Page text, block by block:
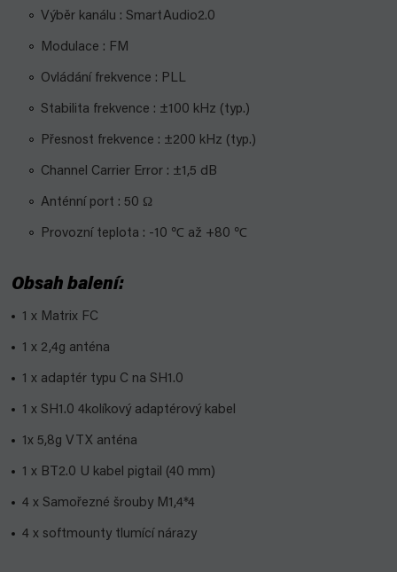
Výběr kanálu : SmartAudio2.0
Modulace : FM
Ovládání frekvence : PLL
Stabilita frekvence : ±100 kHz (typ.)
Přesnost frekvence : ±200 kHz (typ.)
Channel Carrier Error : ±1,5 dB
Anténní port : 50 Ω
Provozní teplota : -10 ℃ až +80 ℃
Obsah balení:
1 x Matrix FC
1 x 2,4g anténa
1 x adaptér typu C na SH1.0
1 x SH1.0 4kolíkový adaptérový kabel
1x 5,8g VTX anténa
1 x BT2.0 U kabel pigtail (40 mm)
4 x Samořezné šrouby M1,4*4
4 x softmounty tlumící nárazy